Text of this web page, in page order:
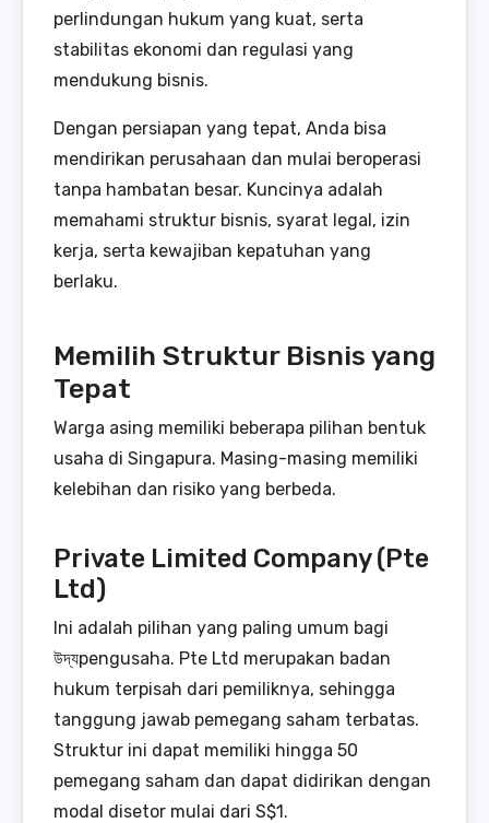
perlindungan hukum yang kuat, serta
stabilitas ekonomi dan regulasi yang
mendukung bisnis.
Dengan persiapan yang tepat, Anda bisa
mendirikan perusahaan dan mulai beroperasi
tanpa hambatan besar. Kuncinya adalah
memahami struktur bisnis, syarat legal, izin
kerja, serta kewajiban kepatuhan yang
berlaku.
Memilih Struktur Bisnis yang
Tepat
Warga asing memiliki beberapa pilihan bentuk
usaha di Singapura. Masing-masing memiliki
kelebihan dan risiko yang berbeda.
Private Limited Company (Pte
Ltd)
Ini adalah pilihan yang paling umum bagi
উদ্যpengusaha. Pte Ltd merupakan badan
hukum terpisah dari pemiliknya, sehingga
tanggung jawab pemegang saham terbatas.
Struktur ini dapat memiliki hingga 50
pemegang saham dan dapat didirikan dengan
modal disetor mulai dari S$1.